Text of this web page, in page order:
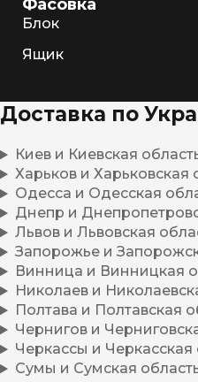
Фасовка
Блок
Ящик
Доставка по
Киев и Киевская
Харьков и Харьковская
Одесса и Одесская
Днепр и
Львов и Львовская
Запорожье и
Винница и Винницкая
Николаев и
Полтава и Полтавская
Чернигов и
Черкассы и Черкасская
Сумы и Сумская